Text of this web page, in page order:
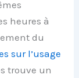
heures à
du
sur l’usage
trouve un